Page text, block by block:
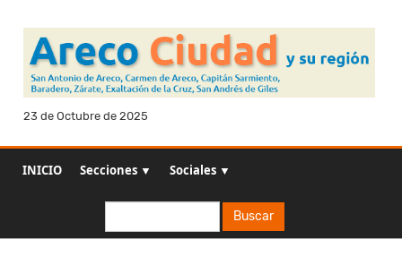
23 de Octubre de 2025
INICIO Secciones ▼ Sociales ▼
Buscar